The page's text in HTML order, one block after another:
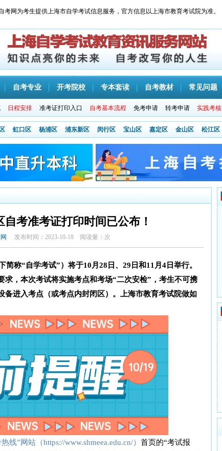
考网为考生提供上海市自学考试信息服务，官方信息以上海市教育考试院为准。
自考专业 开考院校 专本套读 自考教材 常见问题
日程安排 准考证打印入口 自考基本流程 免考申请 转考申请 实践考核
虹口区 杨浦区 浦东新区 闵行区 宝山区 嘉定区 金山区 松江区
自考准考证打印时间已公布！
发布时间：2023-10-18 阅读量： 次
称“自学考试”）将于10月28日、29日和11月4日举行。
求，本次考试将实施考点和考场“二次安检”，考生不可携
进入考点（或考点内封闭区）。上海市教育考试院做如
热线”网站（https://www.shmeea.edu.cn/） 首页的“考试报